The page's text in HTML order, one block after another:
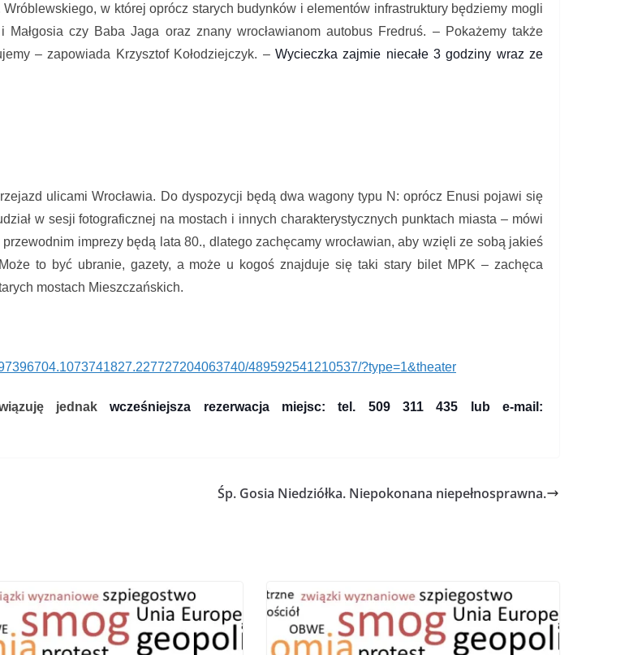
w której oprócz starych budynków i elementów infrastruktury będziemy mogli
czy Baba Jaga oraz znany wrocławianom autobus Fredruś. – Pokażemy także
– zapowiada Krzysztof Kołodziejczyk. – Wycieczka zajmie niecałe 3 godziny wraz ze
ulicami Wrocławia. Do dyspozycji będą dwa wagony typu N: oprócz Enusi pojawi się
w sesji fotograficznej na mostach i innych charakterystycznych punktach miasta – mówi
przewodnim imprezy będą lata 80., dlatego zachęcamy wrocławian, aby wzięli ze sobą jakieś
to być ubranie, gazety, a może u kogoś znajduje się taki stary bilet MPK – zachęca
mostach Mieszczańskich.
227727204063740/489592541210537/?type=1&theater
jednak wcześniejsza rezerwacja miejsc: tel. 509 311 435 lub e-mail:
Śp. Gosia Niedziółka. Niepokonana niepełnosprawna.